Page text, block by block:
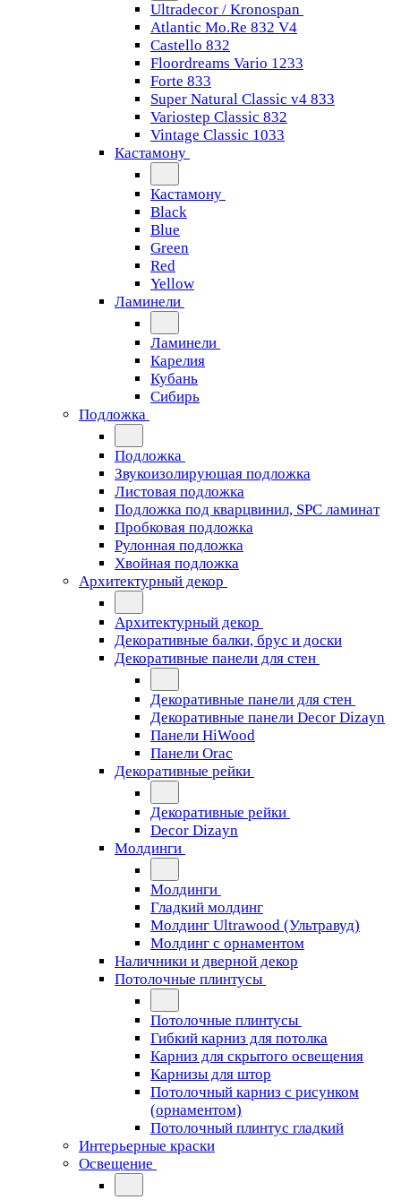
Ultradecor / Kronospan
Atlantic Mo.Re 832 V4
Castello 832
Floordreams Vario 1233
Forte 833
Super Natural Classic v4 833
Variostep Classic 832
Vintage Classic 1033
Кастамону
Кастамону
Black
Blue
Green
Red
Yellow
Ламинели
Ламинели
Карелия
Кубань
Сибирь
Подложка
Подложка
Звукоизолирующая подложка
Листовая подложка
Подложка под кварцвинил, SPC ламинат
Пробковая подложка
Рулонная подложка
Хвойная подложка
Архитектурный декор
Архитектурный декор
Декоративные балки, брус и доски
Декоративные панели для стен
Декоративные панели для стен
Декоративные панели Decor Dizayn
Панели HiWood
Панели Orac
Декоративные рейки
Декоративные рейки
Decor Dizayn
Молдинги
Молдинги
Гладкий молдинг
Молдинг Ultrawood (Ультравуд)
Молдинг с орнаментом
Наличники и дверной декор
Потолочные плинтусы
Потолочные плинтусы
Гибкий карниз для потолка
Карниз для скрытого освещения
Карнизы для штор
Потолочный карниз с рисунком
(орнаментом)
Потолочный плинтус гладкий
Интерьерные краски
Освещение